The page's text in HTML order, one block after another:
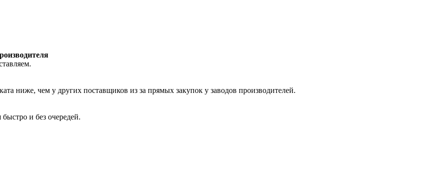
ниже, чем у других поставщиков из за прямых закупок у заводов производителей.
и без очередей.